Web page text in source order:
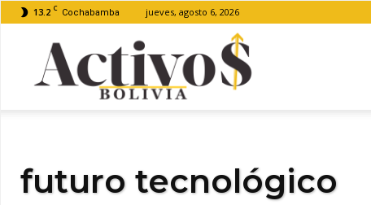
13.2 C Cochabamba jueves, agosto 6, 2026
futuro tecnológico